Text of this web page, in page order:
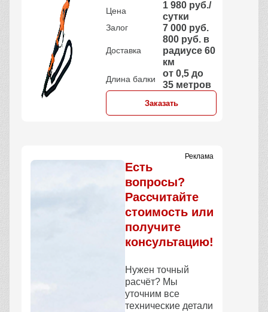
Цена
1 980 руб./
сутки
Залог 7 000 руб.
Доставка
800 руб. в
радиусе 60
км
Длина балки
от 0,5 до
35 метров
Заказать
Реклама
Есть
вопросы?
Рассчитайте
стоимость или
получите
консультацию!
Нужен точный
расчёт? Мы
уточним все
технические детали